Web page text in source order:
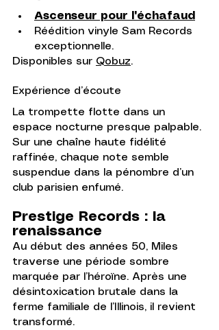
Ascenseur pour l'échafaud
Réédition vinyle Sam Records
exceptionnelle.
Disponibles sur Qobuz.
Expérience d’écoute
La trompette flotte dans un
espace nocturne presque palpable.
Sur une chaîne haute fidélité
raffinée, chaque note semble
suspendue dans la pénombre d’un
club parisien enfumé.
Prestige Records : la
renaissance
Au début des années 50, Miles
traverse une période sombre
marquée par l’héroïne. Après une
désintoxication brutale dans la
ferme familiale de l’Illinois, il revient
transformé.